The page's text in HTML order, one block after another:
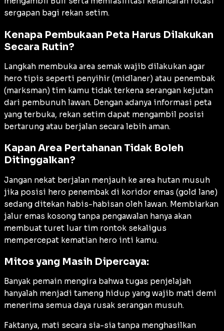
sergapan bagi rekan setim.
Kenapa Pembukaan Peta Harus Dilakukan
Secara Rutin?
Langkah membuka area semak wajib dilakukan agar
hero tipis seperti penyihir (midlaner) atau penembak
(marksman) tim kamu tidak terkena serangan kejutan
dari pembunuh lawan. Dengan adanya informasi peta
yang terbuka, rekan setim dapat mengambil posisi
bertarung atau berjalan secara lebih aman.
Kapan Area Pertahanan Tidak Boleh
Ditinggalkan?
Jangan nekat berjalan menjauh ke area hutan musuh
jika posisi hero penembak di koridor emas (gold lane)
sedang ditekan habis-habisan oleh lawan. Membiarkan
jalur emas kosong tanpa pengawalan hanya akan
membuat turet luar tim rontok sekaligus
mempercepat kematian hero inti kamu.
Mitos yang Masih Dipercaya:
Banyak pemain mengira bahwa tugas penjelajah
hanyalah menjadi tameng hidup yang wajib mati demi
menerima semua daya rusak serangan musuh.
Faktanya, mati secara sia-sia tanpa menghasilkan